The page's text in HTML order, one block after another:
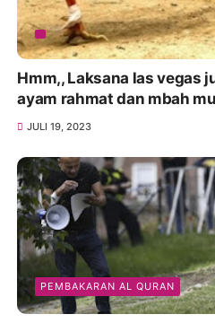
Hmm,, Laksana las vegas
ayam rahmat dan mbah
JULI 19, 2023
PEMBAKARAN AL QURAN